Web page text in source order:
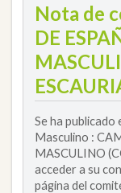
Nota de
DE
Se ha publicado
Masculino :
MASCULINO
acceder a su
página del